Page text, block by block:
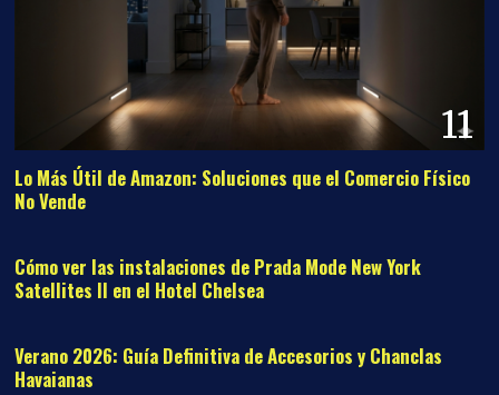
11
Lo Más Útil de Amazon: Soluciones que el Comercio Físico
No Vende
Cómo ver las instalaciones de Prada Mode New York
Satellites II en el Hotel Chelsea
Verano 2026: Guía Definitiva de Accesorios y Chanclas
Havaianas